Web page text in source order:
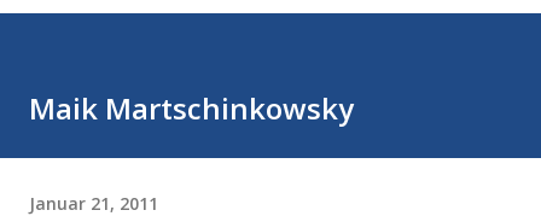
Maik Martschinkowsky
Januar 21, 2011